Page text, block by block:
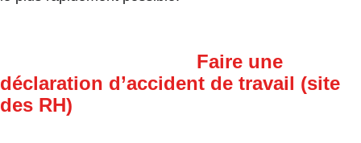
Faire une
déclaration d’accident de travail (site
des RH)